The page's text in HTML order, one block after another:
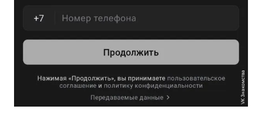
VK Знакомства